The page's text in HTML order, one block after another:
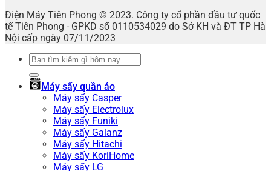
Điện Máy Tiên Phong © 2023. Công ty cổ phần đầu tư quốc
tế Tiên Phong - GPKD số 0110534029 do Sở KH và ĐT TP Hà
Nội cấp ngày 07/11/2023
Tìm
Máy sấy quần áo
Máy sấy Casper
Máy sấy Electrolux
Máy sấy Funiki
Máy sấy Galanz
Máy sấy Hitachi
Máy sấy KoriHome
Máy sấy LG